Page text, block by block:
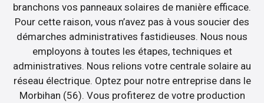
branchons vos panneaux solaires de manière efficace.
Pour cette raison, vous n’avez pas à vous soucier des
démarches administratives fastidieuses. Nous nous
employons à toutes les étapes, techniques et
administratives. Nous relions votre centrale solaire au
réseau électrique. Optez pour notre entreprise dans le
Morbihan (56). Vous profiterez de votre production